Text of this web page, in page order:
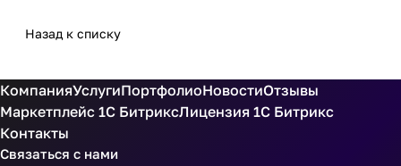
Назад к списку
КомпанияУслугиПортфолиоНовостиОтзывы
Маркетплейс 1С БитриксЛицензия 1С Битрикс
Контакты
Связаться с нами